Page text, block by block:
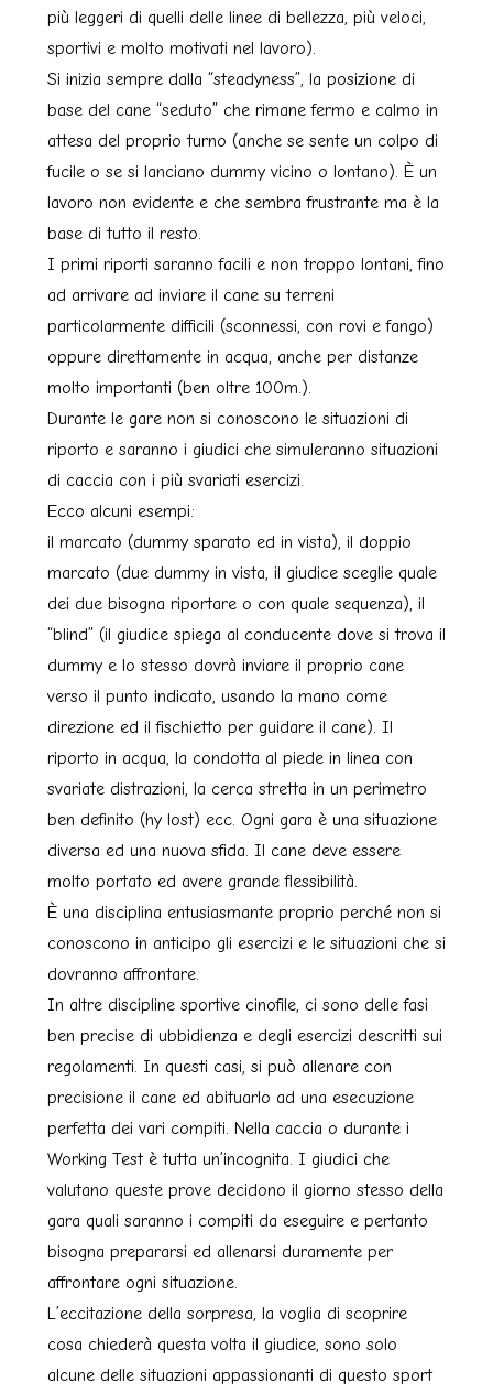
più leggeri di quelli delle linee di bellezza, più veloci,
sportivi e molto motivati nel lavoro).
Si inizia sempre dalla “steadyness”, la posizione di
base del cane “seduto” che rimane fermo e calmo in
attesa del proprio turno (anche se sente un colpo di
fucile o se si lanciano dummy vicino o lontano). È un
lavoro non evidente e che sembra frustrante ma è la
base di tutto il resto.
I primi riporti saranno facili e non troppo lontani, fino
ad arrivare ad inviare il cane su terreni
particolarmente difficili (sconnessi, con rovi e fango)
oppure direttamente in acqua, anche per distanze
molto importanti (ben oltre 100m.).
Durante le gare non si conoscono le situazioni di
riporto e saranno i giudici che simuleranno situazioni
di caccia con i più svariati esercizi.
Ecco alcuni esempi:
il marcato (dummy sparato ed in vista), il doppio
marcato (due dummy in vista, il giudice sceglie quale
dei due bisogna riportare o con quale sequenza), il
“blind” (il giudice spiega al conducente dove si trova il
dummy e lo stesso dovrà inviare il proprio cane
verso il punto indicato, usando la mano come
direzione ed il fischietto per guidare il cane). Il
riporto in acqua, la condotta al piede in linea con
svariate distrazioni, la cerca stretta in un perimetro
ben definito (hy lost) ecc. Ogni gara è una situazione
diversa ed una nuova sfida. Il cane deve essere
molto portato ed avere grande flessibilità.
È una disciplina entusiasmante proprio perché non si
conoscono in anticipo gli esercizi e le situazioni che si
dovranno affrontare.
In altre discipline sportive cinofile, ci sono delle fasi
ben precise di ubbidienza e degli esercizi descritti sui
regolamenti. In questi casi, si può allenare con
precisione il cane ed abituarlo ad una esecuzione
perfetta dei vari compiti. Nella caccia o durante i
Working Test è tutta un’incognita. I giudici che
valutano queste prove decidono il giorno stesso della
gara quali saranno i compiti da eseguire e pertanto
bisogna prepararsi ed allenarsi duramente per
affrontare ogni situazione.
L’eccitazione della sorpresa, la voglia di scoprire
cosa chiederà questa volta il giudice, sono solo
alcune delle situazioni appassionanti di questo sport